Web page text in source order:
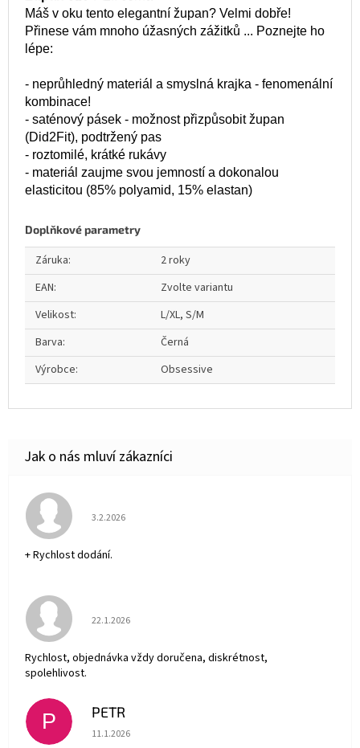
Máš v oku tento elegantní župan? Velmi dobře!
Přinese vám mnoho úžasných zážitků ... Poznejte ho
lépe:
- neprůhledný materiál a smyslná krajka - fenomenální
kombinace!
- saténový pásek - možnost přizpůsobit župan
(Did2Fit), podtržený pas
- roztomilé, krátké rukávy
- materiál zaujme svou jemností a dokonalou
elasticitou (85% polyamid, 15% elastan)
Doplňkové parametry
Záruka:
2 roky
EAN:
Zvolte variantu
Velikost:
L/XL, S/M
Barva:
Černá
Výrobce: Obsessive
Hodnocení obchodu je 5 z 5 hvězdiček.
3.2.2026
+ Rychlost dodání.
Hodnocení obchodu je 5 z 5 hvězdiček.
22.1.2026
Rychlost, objednávka vždy doručena, diskrétnost,
spolehlivost.
P PETR
Hodnocení obchodu je 5 z 5 hvězdiček.
11.1.2026